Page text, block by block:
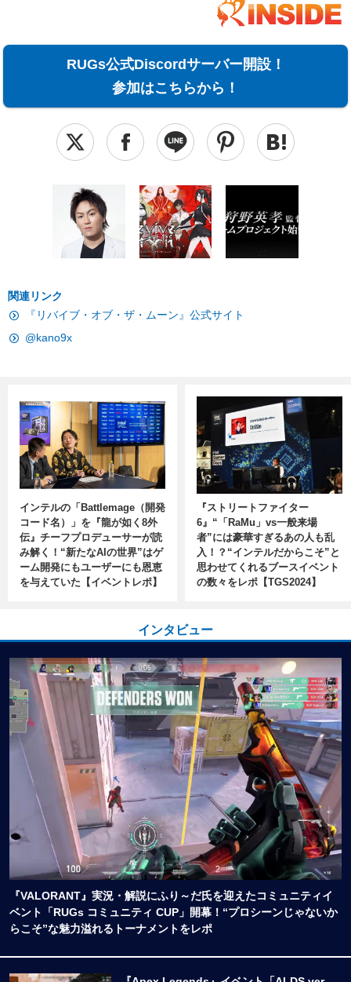
RUGs公式Discordサーバー開設！
参加はこちらから！
関連リンク
『リバイブ・オブ・ザ・ムーン』公式サイト
@kano9x
インテルの「Battlemage（開発
コード名）」を『龍が如く8外
伝』チーフプロデューサーが読
み解く！“新たなAIの世界”はゲ
ーム開発にもユーザーにも恩恵
を与えていた【イベントレポ】
『ストリートファイター
6』“「RaMu」vs一般来場
者”には豪華すぎるあの人も乱
入！？“インテルだからこそ”と
思わせてくれるブースイベント
の数々をレポ【TGS2024】
インタビュー
『VALORANT』実況・解説にふり～だ氏を迎えたコミュニティイ
ベント「RUGs コミュニティ CUP」開幕！“プロシーンじゃないか
らこそ”な魅力溢れるトーナメントをレポ